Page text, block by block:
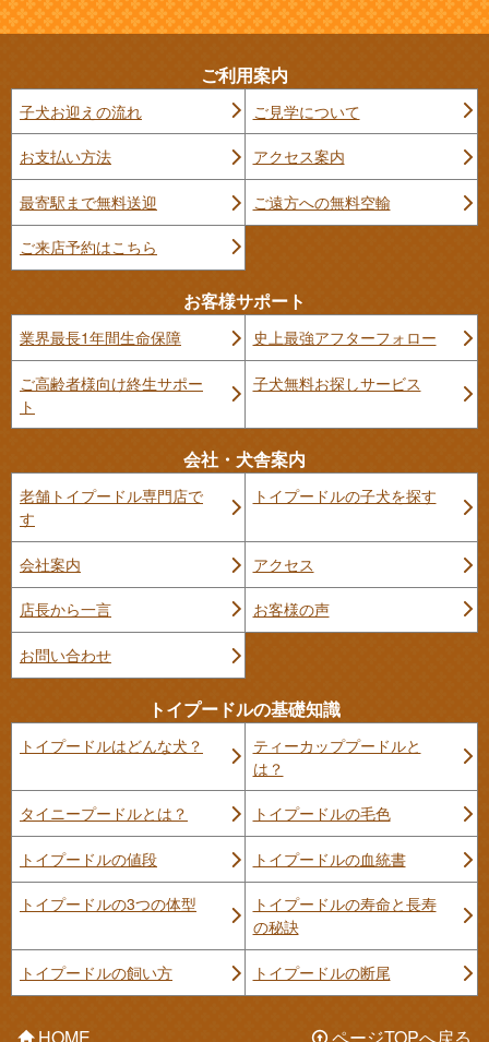
ご利用案内
子犬お迎えの流れ ご見学について
お支払い方法 アクセス案内
最寄駅まで無料送迎 ご遠方への無料空輸
ご来店予約はこちら
お客様サポート
業界最長1年間生命保障 史上最強アフターフォロー
ご高齢者様向け終生サポー
ト
子犬無料お探しサービス
会社・犬舎案内
老舗トイプードル専門店で
す
トイプードルの子犬を探す
会社案内 アクセス
店長から一言 お客様の声
お問い合わせ
トイプードルの基礎知識
トイプードルはどんな犬？
ティーカッププードルと
は？
タイニープードルとは？ トイプードルの毛色
トイプードルの値段 トイプードルの血統書
トイプードルの3つの体型
トイプードルの寿命と長寿
の秘訣
トイプードルの飼い方 トイプードルの断尾
HOME ページTOPへ戻る